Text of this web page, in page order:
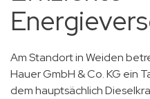
Am Standort in Weiden
Hauer GmbH & Co. KG ein
demhauptsächlich